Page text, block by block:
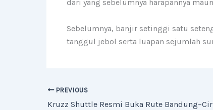
dari yang sebelumnya harapannya
Sebelumnya, banjir setinggi satu
tanggul jebol serta luapan sejumlah
PREVIOUS